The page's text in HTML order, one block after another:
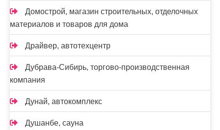
Домострой, магазин строительных, отделочных
материалов и товаров для дома
Драйвер, автотехцентр
Дубрава-Сибирь, торгово-производственная
компания
Дунай, автокомплекс
Душанбе, сауна